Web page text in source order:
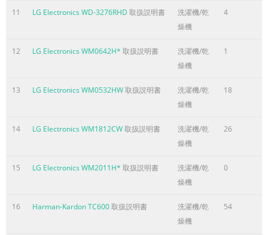
CUSTOM PROGRAM Incorporated WATER CIRCULATION
OPERATIONAL WATER PRESSURE 4.5-145 psi (30-1000 kPa)
ページ6に含まれる内容の要旨
2. FEATURES & TECHNICAL EXPLANATION 2-1.FEATURES
System The advanced Brushless DC motor directly drives the
without belt and pulley. Tilted Drum and Extra Large Door
unload easily. Water Circulation Spray detergent solution and
the load repeatedly. Clothes are soaked more quickly and
water shower
2-2.FUZZY LOGIC WASHING TIME OPTIMIZATION To get the
performance, optimal time is determined by the water
11 LG Electronics WD-3276RHD 取扱説明書
洗濯機/乾
燥機
4
12 LG Electronics WM0642H* 取扱説明書
洗濯機/乾
燥機
1
13 LG Electronics WM0532HW取扱説明書
洗濯機/乾
燥機
18
14 LG Electronics WM1812CW取扱説明書
洗濯機/乾
燥機
26
15 LG Electronics WM2011H* 取扱説明書
洗濯機/乾
燥機
0
16 Harman-Kardon TC600取扱説明書
洗濯機/乾
燥機
54